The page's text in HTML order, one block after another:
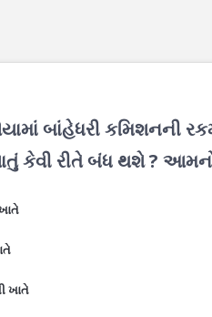
બાંહેધરી કમિશનની
કેવી રીતે બંધ થશે ?
ખાતે